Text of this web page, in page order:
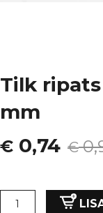
Tilk
mm
€
Algne
oli:
€ 0,74
Current
is:
Tilk